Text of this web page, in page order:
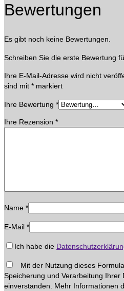
Bewertungen
Es gibt noch keine Bewertungen.
Schreiben Sie die erste Bewertung
Ihre E-Mail-Adresse wird nicht
sind mit * markiert
Ihre Bewertung *
Ihre Rezension *
Name *
E-Mail *
Ich habe die
Mit der Nutzung dieses
Speicherung und Verarbeitung Ihrer
einverstanden. Mehr Informationen